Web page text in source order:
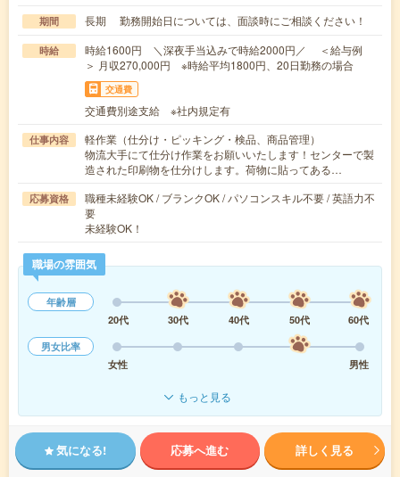
期間 長期 勤務開始日については、面談時にご相談ください！
時給
時給1600円 ＼深夜手当込みで時給2000円／ ＜給与例
＞ 月収270,000円 ※時給平均1800円、20日勤務の場合
交通費
交通費別途支給 ※社内規定有
仕事内容
軽作業（仕分け・ピッキング・検品、商品管理）
物流大手にて仕分け作業をお願いいたします！センターで製
造された印刷物を仕分けします。荷物に貼ってある…
応募資格
職種未経験OK / ブランクOK / パソコンスキル不要 / 英語力不
要
未経験OK！
職場の雰囲気
年齢層
20代
30代 40代 50代
60代
男女比率
女性
男性
もっと見る
気になる! 応募へ進む 詳しく見る